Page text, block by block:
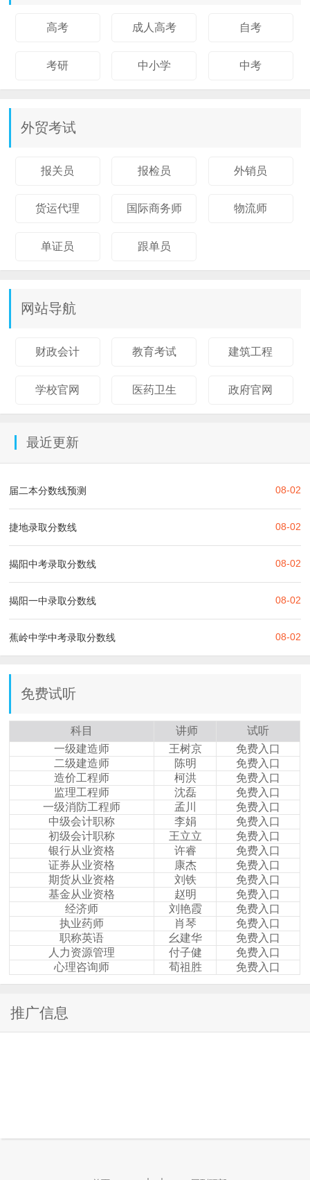
高考 成人高考 自考
考研 中小学 中考
外贸考试
报关员 报检员 外销员
货运代理 国际商务师 物流师
单证员 跟单员
网站导航
财政会计 教育考试 建筑工程
学校官网 医药卫生 政府官网
最近更新
届二本分数线预测 08-02
捷地录取分数线 08-02
揭阳中考录取分数线 08-02
揭阳一中录取分数线 08-02
蕉岭中学中考录取分数线 08-02
免费试听
科目 讲师
试听
一级建造师
王树京
免费入口
二级建造师
陈明
免费入口
造价工程师
柯洪
免费入口
监理工程师
沈磊
免费入口
一级消防工程师
孟川
免费入口
中级会计职称
李娟
免费入口
初级会计职称
王立立
免费入口
银行从业资格
许睿
免费入口
证券从业资格
康杰
免费入口
期货从业资格
刘铁
免费入口
基金从业资格
赵明
免费入口
经济师
刘艳霞
免费入口
执业药师
肖琴
免费入口
职称英语
幺建华
免费入口
人力资源管理
付子健
免费入口
心理咨询师
荀祖胜 免费入口
推广信息